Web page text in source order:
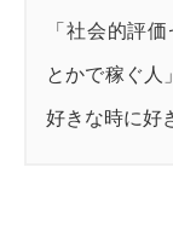
「社会的評
とかで稼ぐ人
好きな時に好